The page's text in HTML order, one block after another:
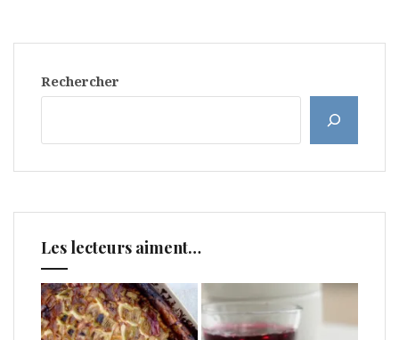
Rechercher
Les lecteurs aiment…